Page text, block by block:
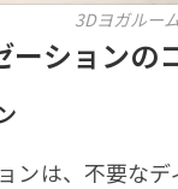
3Dヨガルー
ーションの
ンは、不要な